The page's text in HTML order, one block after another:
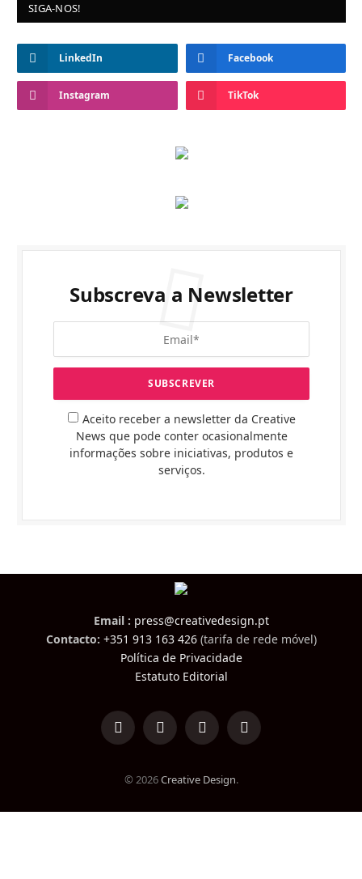
SIGA-NOS!
LinkedIn Facebook
Instagram TikTok
Subscreva a Newsletter
Aceito receber a newsletter da Creative
News que pode conter ocasionalmente
informações sobre iniciativas, produtos e
serviços.
Email : press@creativedesign.pt
Contacto: +351 913 163 426(tarifa de rede móvel)
Política de Privacidade
Estatuto Editorial
LinkedInFacebookInstagramTikTok
© 2026Creative Design.